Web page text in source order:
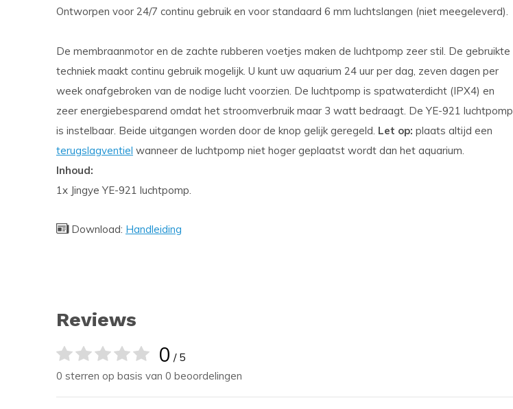
Ontworpen voor 24/7 continu gebruik en voor standaard 6 mm luchtslangen (niet meegeleverd).
De membraanmotor en de zachte rubberen voetjes maken de luchtpomp zeer stil. De gebruikte
techniek maakt continu gebruik mogelijk. U kunt uw aquarium 24 uur per dag, zeven dagen per
week onafgebroken van de nodige lucht voorzien. De luchtpomp is spatwaterdicht (IPX4) en
zeer energiebesparend omdat het stroomverbruik maar 3 watt bedraagt. De YE-921 luchtpomp
is instelbaar. Beide uitgangen worden door de knop gelijk geregeld. Let op: plaats altijd een
terugslagventiel wanneer de luchtpomp niet hoger geplaatst wordt dan het aquarium.
Inhoud:
1x Jingye YE-921 luchtpomp.
Download: Handleiding
Reviews
0 / 5
0 sterren op basis van 0 beoordelingen